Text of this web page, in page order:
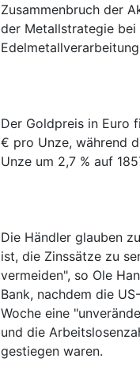
Zusammenbruch der
der Metallstrategie bei
Der Goldpreis in Euro
€ pro Unze, während
Unze um 2,7 % auf
Die Händler glauben
ist, die Zinssätze zu
vermeiden", so Ole
Bank, nachdem die
Woche eine
und die
gestiegen waren.